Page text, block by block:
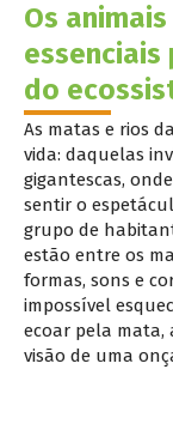
Os
do
As matas e rios
vida: daquelas
gigantescas,
sentir o
grupo de
estão entre os
formas, sons e
impossível
ecoar pela mata,
visão de uma